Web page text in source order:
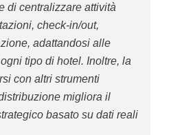
di centralizzare attività
check-in/out,
adattandosi alle
tipo di hotel. Inoltre, la
con altri strumenti
migliora il
basato su dati reali